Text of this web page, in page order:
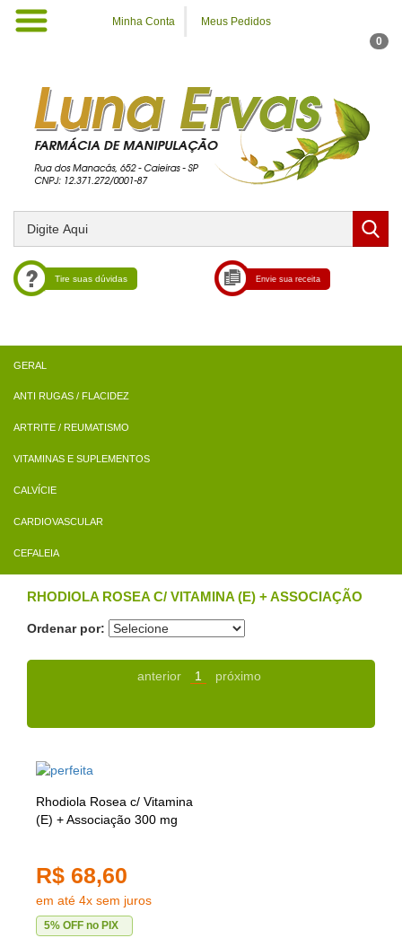
Minha Conta
Meus Pedidos
0
Tire suas dúvidas Envie sua receita
ANTI RUGAS / FLACIDEZ
ARTRITE / REUMATISMO
VITAMINAS E SUPLEMENTOS
CALVÍCIE
CARDIOVASCULAR
CEFALEIA
RHODIOLA ROSEA C/ VITAMINA (E) + ASSOCIAÇÃO
Ordenar por:
anterior 1 próximo
Rhodiola Rosea c/ Vitamina
(E) + Associação 300 mg
R$ 68,60
em até 4x sem juros
5% OFF no PIX